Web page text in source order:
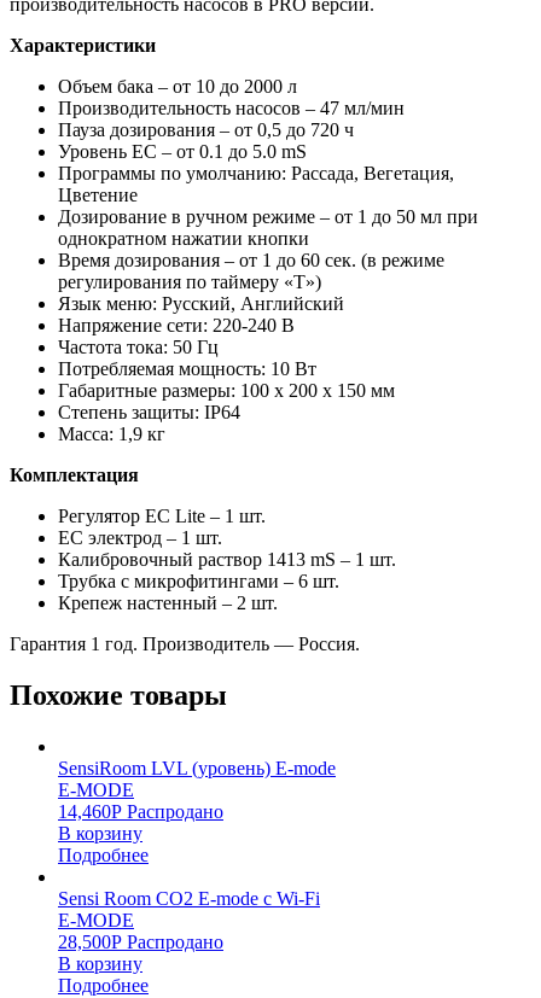
производительность насосов в PRO версии.
Характеристики
Объем бака – от 10 до 2000 л
Производительность насосов – 47 мл/мин
Пауза дозирования – от 0,5 до 720 ч
Уровень EC – от 0.1 до 5.0 mS
Программы по умолчанию: Рассада, Вегетация,
Цветение
Дозирование в ручном режиме – от 1 до 50 мл при
однократном нажатии кнопки
Время дозирования – от 1 до 60 сек. (в режиме
регулирования по таймеру «Т»)
Язык меню: Русский, Английский
Напряжение сети: 220-240 В
Частота тока: 50 Гц
Потребляемая мощность: 10 Вт
Габаритные размеры: 100 х 200 х 150 мм
Степень защиты: IP64
Масса: 1,9 кг
Комплектация
Регулятор EC Lite – 1 шт.
EC электрод – 1 шт.
Калибровочный раствор 1413 mS – 1 шт.
Трубка с микрофитингами – 6 шт.
Крепеж настенный – 2 шт.
Гарантия 1 год. Производитель — Россия.
Похожие товары
SensiRoom LVL (уровень) E-mode
E-MODE
14,460Р Распродано
В корзину
Подробнее
Sensi Room CO2 E-mode с Wi-Fi
E-MODE
28,500Р Распродано
В корзину
Подробнее